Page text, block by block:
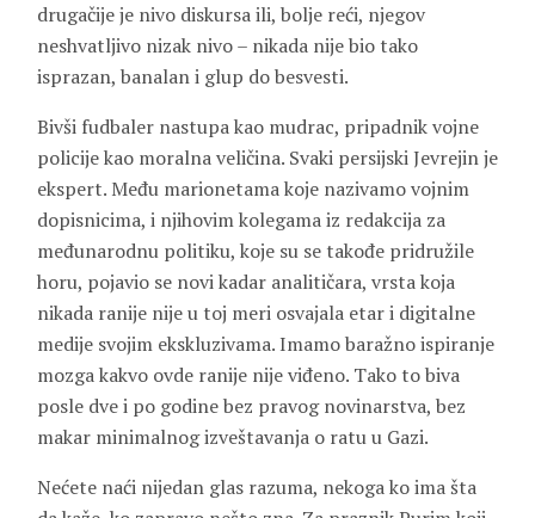
drugačije je nivo diskursa ili, bolje reći, njegov
neshvatljivo nizak nivo – nikada nije bio tako
isprazan, banalan i glup do besvesti.
Bivši fudbaler nastupa kao mudrac, pripadnik vojne
policije kao moralna veličina. Svaki persijski Jevrejin je
ekspert. Među marionetama koje nazivamo vojnim
dopisnicima, i njihovim kolegama iz redakcija za
međunarodnu politiku, koje su se takođe pridružile
horu, pojavio se novi kadar analitičara, vrsta koja
nikada ranije nije u toj meri osvajala etar i digitalne
medije svojim ekskluzivama. Imamo baražno ispiranje
mozga kakvo ovde ranije nije viđeno. Tako to biva
posle dve i po godine bez pravog novinarstva, bez
makar minimalnog izveštavanja o ratu u Gazi.
Nećete naći nijedan glas razuma, nekoga ko ima šta